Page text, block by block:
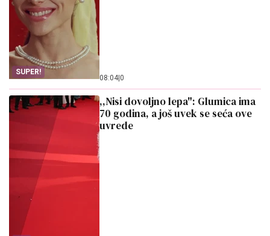
SUPER!
08:04 0
,,Nisi dovoljno lepa": Glumica ima
70 godina, a još uvek se seća ove
uvrede